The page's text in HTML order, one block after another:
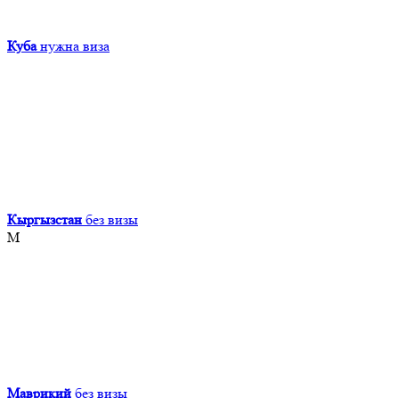
Куба нужна виза
Кыргызcтан без визы
М
Маврикий без визы